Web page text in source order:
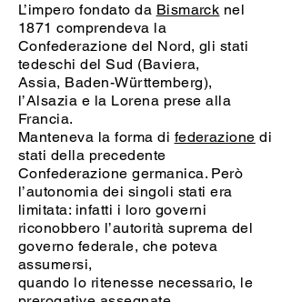
L’impero fondato da Bismarck nel
1871 comprendeva la
Confederazione del Nord, gli stati
tedeschi del Sud (Baviera,
Assia, Baden-Württemberg),
l’Alsazia e la Lorena prese alla
Francia.
Manteneva la forma di federazione di
stati della precedente
Confederazione germanica. Però
l’autonomia dei singoli stati era
limitata: infatti i loro governi
riconobbero l’autorità suprema del
governo federale, che poteva
assumersi,
quando lo ritenesse necessario, le